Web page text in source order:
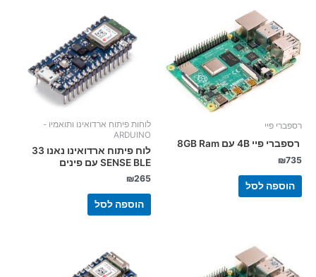
רספברי פיי
רספברי פיי 4B עם 8GB Ram
₪735
הוספה לסל
לוחות פיתוח ארדואינו ותואמיו -
ARDUINO
לוח פיתוח ארדואינו נאנו 33
SENSE BLE עם פינים
₪265
הוספה לסל